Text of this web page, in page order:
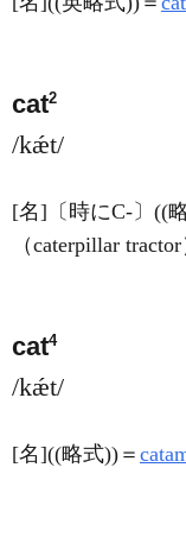
cat2
/kǽt/
[名] 〔時にC-〕((
（caterpillar tractor
cat4
/kǽt/
[名]((略式))＝